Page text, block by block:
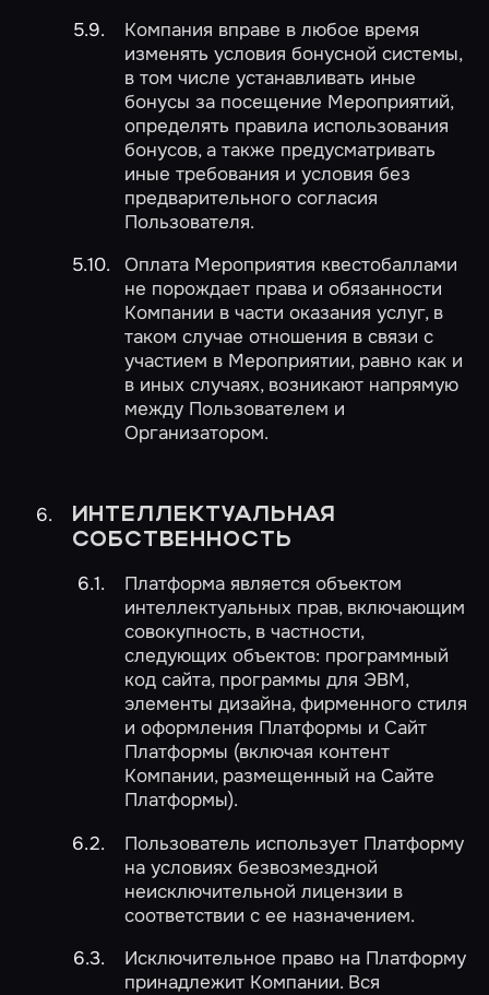
Компания вправе в любое время
изменять условия бонусной системы,
в том числе устанавливать иные
бонусы за посещение Мероприятий,
определять правила использования
бонусов, а также предусматривать
иные требования и условия без
предварительного согласия
Пользователя.
Оплата Мероприятия квестобаллами
не порождает права и обязанности
Компании в части оказания услуг, в
таком случае отношения в связи с
участием в Мероприятии, равно как и
в иных случаях, возникают напрямую
между Пользователем и
Организатором.
ИНТЕЛЛЕКТУАЛЬНАЯ
СОБСТВЕННОСТЬ
Платформа является объектом
интеллектуальных прав, включающим
совокупность, в частности,
следующих объектов: программный
код сайта, программы для ЭВМ,
элементы дизайна, фирменного стиля
и оформления Платформы и Сайт
Платформы (включая контент
Компании, размещенный на Сайте
Платформы).
Пользователь использует Платформу
на условиях безвозмездной
неисключительной лицензии в
соответствии с ее назначением.
Исключительное право на Платформу
принадлежит Компании. Вся